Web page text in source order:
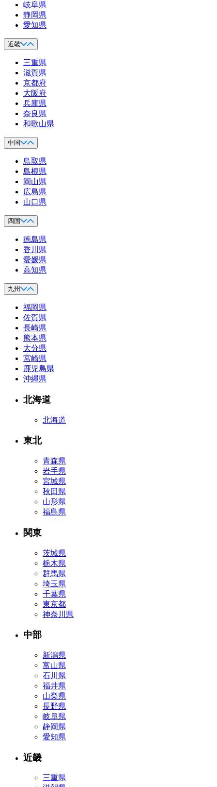
岐阜県
静岡県
愛知県
近畿
三重県
滋賀県
京都府
大阪府
兵庫県
奈良県
和歌山県
中国
鳥取県
島根県
岡山県
広島県
山口県
四国
徳島県
香川県
愛媛県
高知県
九州
福岡県
佐賀県
長崎県
熊本県
大分県
宮崎県
鹿児島県
沖縄県
北海道
北海道
東北
青森県
岩手県
宮城県
秋田県
山形県
福島県
関東
茨城県
栃木県
群馬県
埼玉県
千葉県
東京都
神奈川県
中部
新潟県
富山県
石川県
福井県
山梨県
長野県
岐阜県
静岡県
愛知県
近畿
三重県